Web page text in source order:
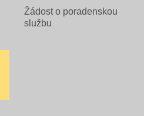
Žádost o poradenskou
službu